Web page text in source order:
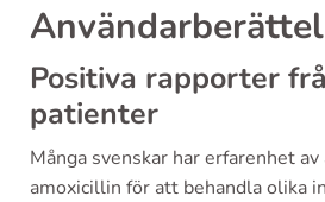
Positiva rapporter
patienter
Många svenskar har erfarenhet
amoxicillin för att behandla olika